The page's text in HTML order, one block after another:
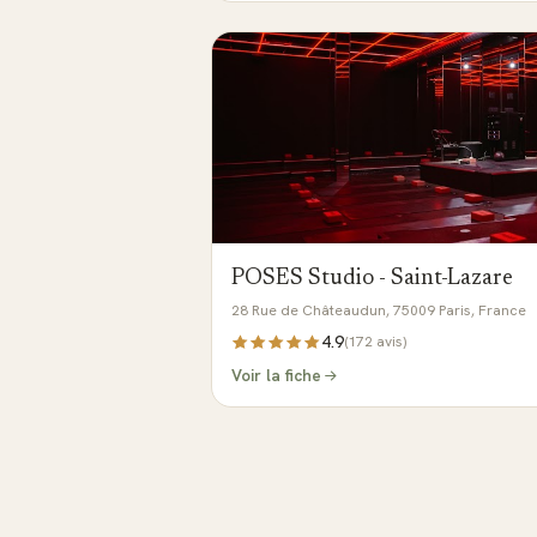
POSES Studio - Saint-Lazare
28 Rue de Châteaudun, 75009 Paris, France
4.9(172 avis)
Voir la fiche